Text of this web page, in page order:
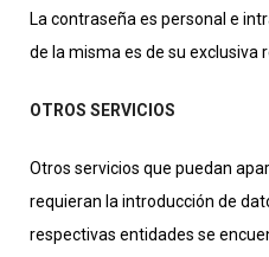
La contraseña es personal e
de la misma es de su exclusiva
OTROS SERVICIOS
Otros servicios que puedan
requieran la introducción de
respectivas entidades se